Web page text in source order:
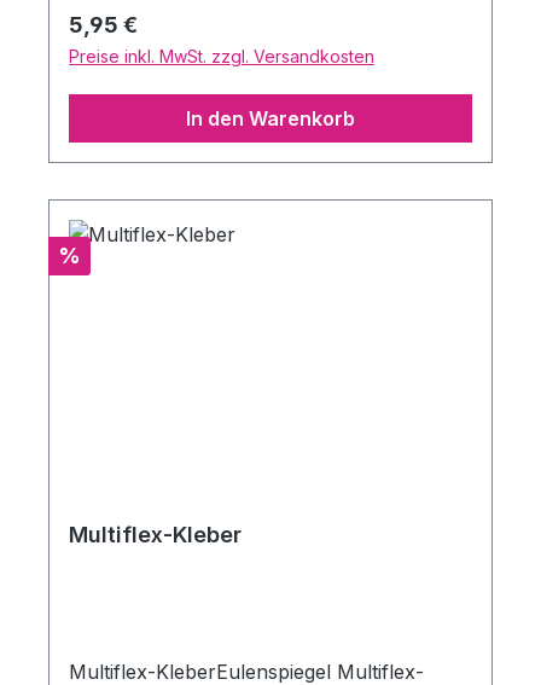
Regulärer Preis:
5,95 €
Preise inkl. MwSt. zzgl. Versandkosten
In den Warenkorb
Rabatt
%
Multiflex-Kleber
Multiflex-KleberEulenspiegel Multiflex-